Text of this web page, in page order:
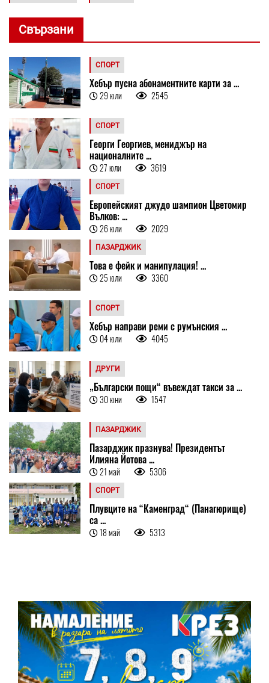
Свързани
СПОРТ
Хебър пусна абонаментните карти за ...
29 юли 2545
СПОРТ
Георги Георгиев, мениджър на
националните ...
27 юли 3619
СПОРТ
Европейският джудо шампион Цветомир
Вълков: ...
26 юли 2029
ПАЗАРДЖИК
Това е фейк и манипулация! ...
25 юли 3360
СПОРТ
Хебър направи реми с румънския ...
04 юли 4045
ДРУГИ
„Български пощи“ въвеждат такси за ...
30 юни 1547
ПАЗАРДЖИК
Пазарджик празнува! Президентът
Илияна Йотова ...
21 май 5306
СПОРТ
Плувците на “Каменград“ (Панагюрище)
са ...
18 май 5313